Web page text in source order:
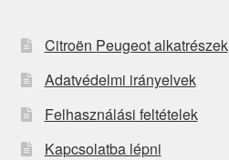
Citroën Peugeot alkatrészek
Adatvédelmi irányelvek
Felhasználási feltételek
Kapcsolatba lépni